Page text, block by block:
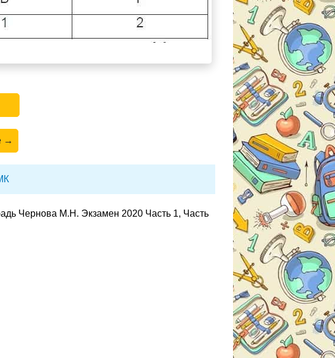
→
Чернова М.Н. Экзамен 2020 Часть 1, Часть